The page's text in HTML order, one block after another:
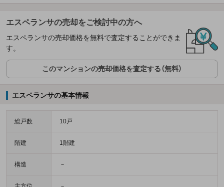
エスペランサの売却をご検討中の方へ
エスペランサの売却価格を無料で査定することができま
す。
このマンションの売却価格を査定する（無料）
エスペランサの基本情報
総戸数 10戸
階建 1階建
構造 －